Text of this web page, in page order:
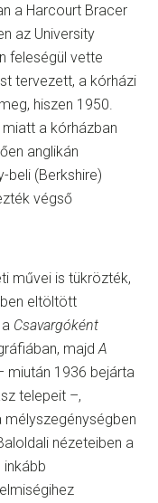
a Harcourt Bracer
az University
feleségül vette
tervezett, a kórházi
hiszen 1950.
a kórházban
anglikán
beli (Berkshire)
végső
művei is tükrözték,
eltöltött
Csavargóként
majd A
miután 1936 bejárta
telepeit –,
nézeteiben a